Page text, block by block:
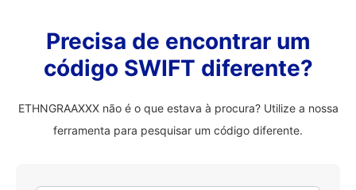
Precisa de encontrar um
código SWIFT diferente?
ETHNGRAAXXX não é o que estava à procura? Utilize a nossa
ferramenta para pesquisar um código diferente.